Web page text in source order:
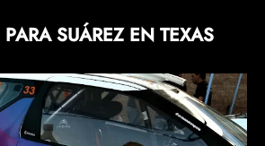
SUÁREZ EN TEXAS